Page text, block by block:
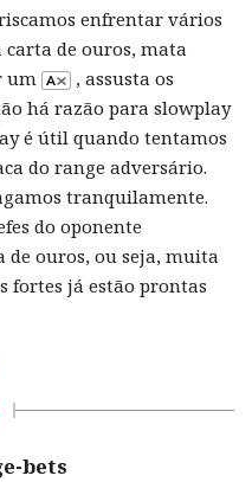
enfrentar vários
carta de ouros, mata
um
, assusta os
há razão para slowplay
é útil quando tentamos
do range adversário.
tranquilamente.
do oponente
ouros, ou seja, muita
fortes já estão prontas
bets